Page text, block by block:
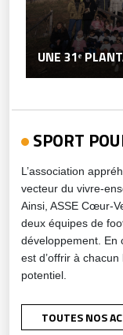
UNE 31ᵉ
SPORT
L’association
vecteur du vivre-
Ainsi, ASSE Cœur-
deux équipes de
développement. En
est d’offrir à chacun
potentiel.
TOUTES NOS